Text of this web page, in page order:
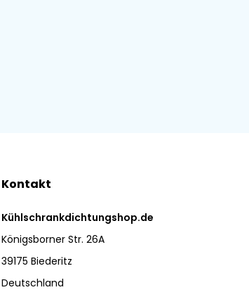
Kontakt
Kühlschrankdichtungshop.de
Königsborner Str. 26A
39175 Biederitz
Deutschland